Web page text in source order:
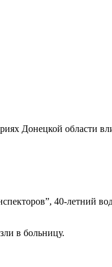
Донецкой области
40-летний
в больницу.